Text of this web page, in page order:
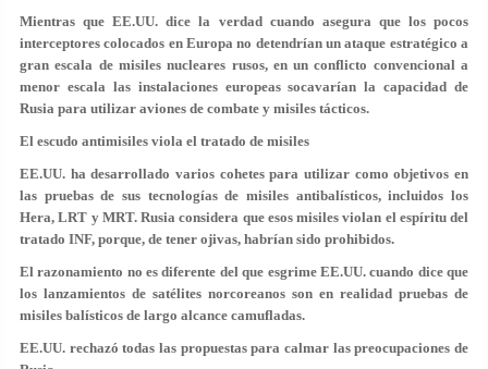
Mientras que EE.UU. dice la verdad cuando asegura que los pocos
interceptores colocados en Europa no detendrían un ataque estratégico a
gran escala de misiles nucleares rusos, en un conflicto convencional a
menor escala las instalaciones europeas socavarían la capacidad de
Rusia para utilizar aviones de combate y misiles tácticos.
El escudo antimisiles viola el tratado de misiles
EE.UU. ha desarrollado varios cohetes para utilizar como objetivos en
las pruebas de sus tecnologías de misiles antibalísticos, incluidos los
Hera, LRT y MRT. Rusia considera que esos misiles violan el espíritu del
tratado INF, porque, de tener ojivas, habrían sido prohibidos.
El razonamiento no es diferente del que esgrime EE.UU. cuando dice que
los lanzamientos de satélites norcoreanos son en realidad pruebas de
misiles balísticos de largo alcance camufladas.
EE.UU. rechazó todas las propuestas para calmar las preocupaciones de